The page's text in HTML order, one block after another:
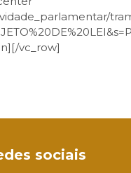
vc_row]
sociais